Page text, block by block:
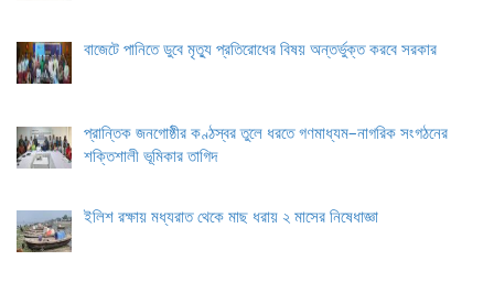
বাজেটে পানিতে ডুবে মৃত্যু প্রতিরোধের বিষয় অন্তর্ভুক্ত করবে সরকার
প্রান্তিক জনগোষ্ঠীর কণ্ঠস্বর তুলে ধরতে গণমাধ্যম–নাগরিক সংগঠনের
শক্তিশালী ভূমিকার তাগিদ
ইলিশ রক্ষায় মধ্যরাত থেকে মাছ ধরায় ২ মাসের নিষেধাজ্ঞা